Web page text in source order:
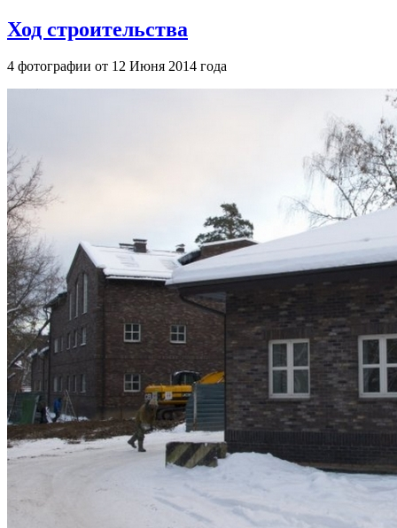
Ход строительства
4 фотографии от 12 Июня 2014 года